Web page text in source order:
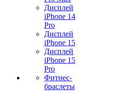
Дисплей
iPhone 14
Pro
Дисплей
iPhone 15
Дисплей
iPhone 15
Pro
Фитнес-
браслеты